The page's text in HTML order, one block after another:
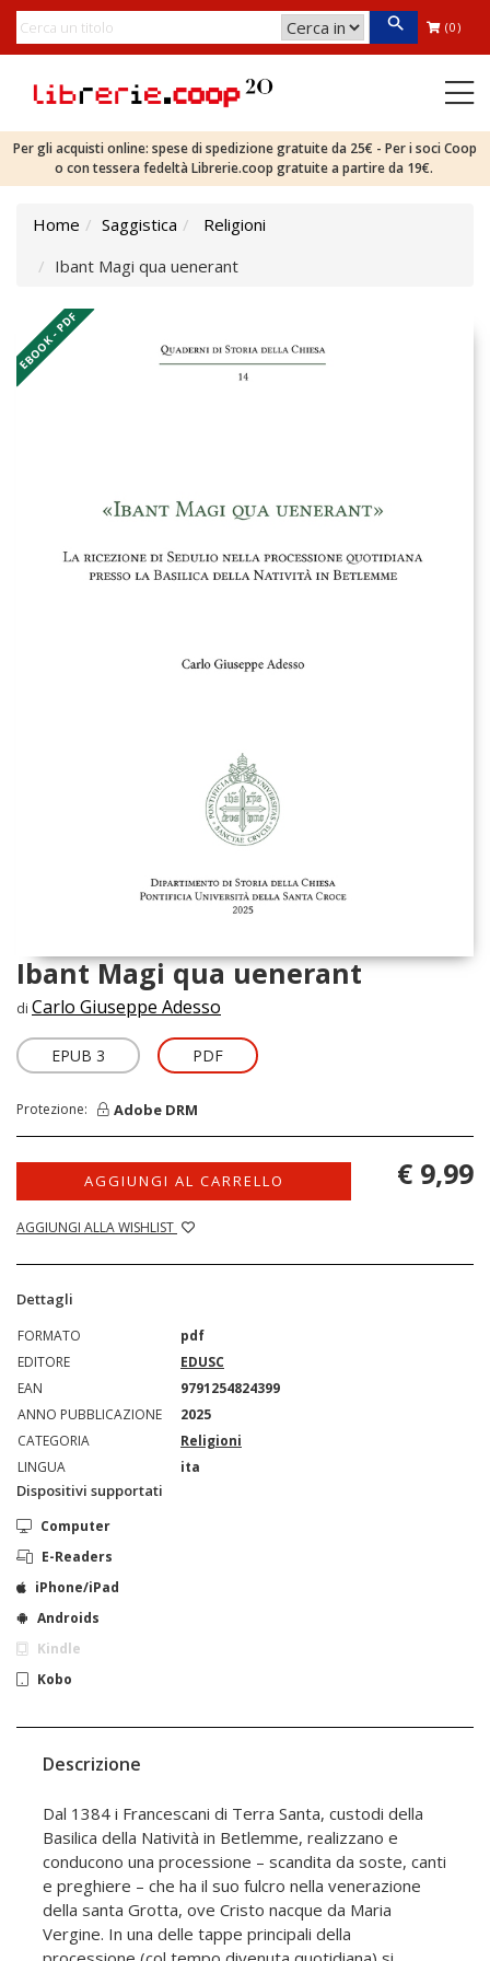
(0)
Per gli acquisti online: spese di spedizione gratuite da 25€ - Per i soci Coop
o con tessera fedeltà Librerie.coop gratuite a partire da 19€.
Home Saggistica
Religioni
Ibant Magi qua uenerant
EBOOK - PDF
Ibant Magi qua uenerant
di Carlo Giuseppe Adesso
EPUB 3 PDF
Protezione: Adobe DRM
AGGIUNGI AL CARRELLO
AGGIUNGI ALLA WISHLIST
€ 9,99
Dettagli
FORMATO
pdf
EDITORE
EDUSC
EAN
9791254824399
ANNO PUBBLICAZIONE
2025
CATEGORIA
Religioni
LINGUA
ita
Dispositivi supportati
Computer
E-Readers
iPhone/iPad
Androids
Kindle
Kobo
Descrizione
Dal 1384 i Francescani di Terra Santa, custodi della
Basilica della Natività in Betlemme, realizzano e
conducono una processione – scandita da soste, canti
e preghiere – che ha il suo fulcro nella venerazione
della santa Grotta, ove Cristo nacque da Maria
Vergine. In una delle tappe principali della